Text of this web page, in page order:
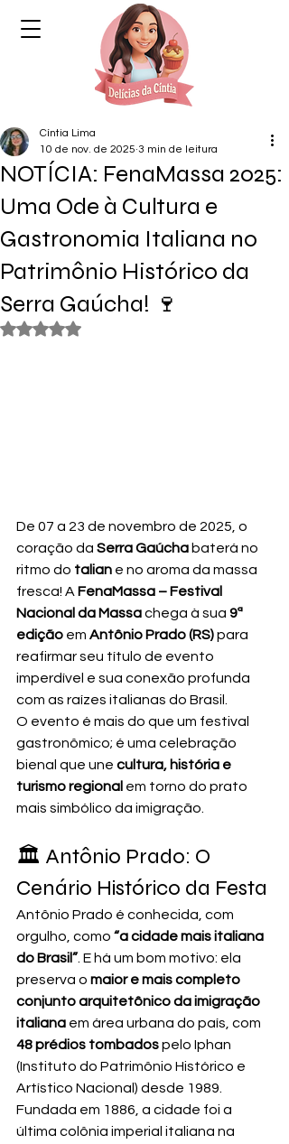
NOTÍCIA: FenaMassa 2025:
Uma Ode à Cultura e
Gastronomia Italiana no
Patrimônio Histórico da
Serra Gaúcha! 🍷
Cíntia Lima
10 de nov. de 2025 3 min de leitura
Avaliado com NaN de 5 estrelas.
De 07 a 23 de novembro de 2025, o
coração da Serra Gaúcha baterá no
ritmo do talian e no aroma da massa
fresca! A FenaMassa – Festival
Nacional da Massa chega à sua 9ª
edição em Antônio Prado (RS) para
reafirmar seu título de evento
imperdível e sua conexão profunda
com as raízes italianas do Brasil.
O evento é mais do que um festival
gastronômico; é uma celebração
bienal que une cultura, história e
turismo regional em torno do prato
mais simbólico da imigração.
🏛️ Antônio Prado: O
Cenário Histórico da Festa
Antônio Prado é conhecida, com
orgulho, como “a cidade mais italiana
do Brasil” . E há um bom motivo: ela
preserva o maior e mais completo
conjunto arquitetônico da imigração
italiana em área urbana do país, com
48 prédios tombados pelo Iphan
(Instituto do Patrimônio Histórico e
Artístico Nacional) desde 1989.
Fundada em 1886, a cidade foi a
última colônia imperial italiana na